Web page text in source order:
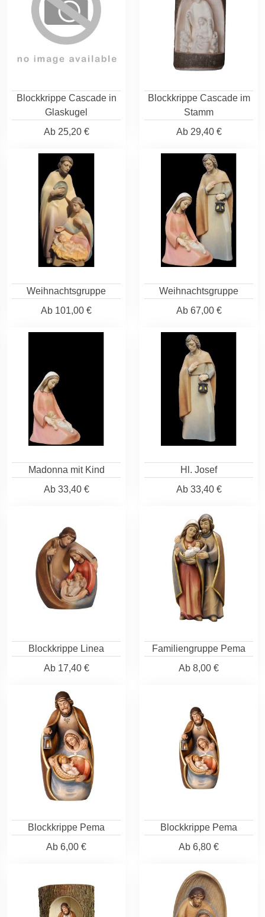
Blockkrippe Cascade in
Glaskugel
Ab25,20 €
Blockkrippe Cascade im
Stamm
Ab29,40 €
Weihnachtsgruppe
Ab 101,00 €
Weihnachtsgruppe
Ab67,00 €
Madonna mit Kind
Ab33,40 €
Hl. Josef
Ab33,40 €
Blockkrippe Linea
Ab17,40 €
Familiengruppe Pema
Ab 8,00 €
Blockkrippe Pema
Ab 6,00 €
Blockkrippe Pema
Ab 6,80 €